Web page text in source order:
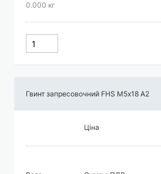
0.000 кг
Гвинт запресовочний FHS М5х18 А2
Ціна